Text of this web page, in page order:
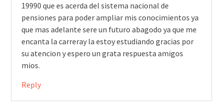
19990 que es acerda del sistema nacional de
pensiones para poder ampliar mis conocimientos ya
que mas adelante sere un futuro abagodo ya que me
encanta la carreray la estoy estudiando gracias por
su atencion y espero un grata respuesta amigos
mios.
Reply